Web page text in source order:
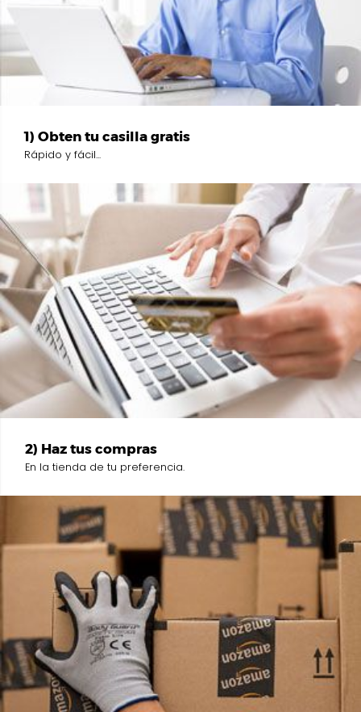
1) Obten tu casilla gratis
Rápido y fácil...
2) Haz tus compras
En la tienda de tu preferencia.